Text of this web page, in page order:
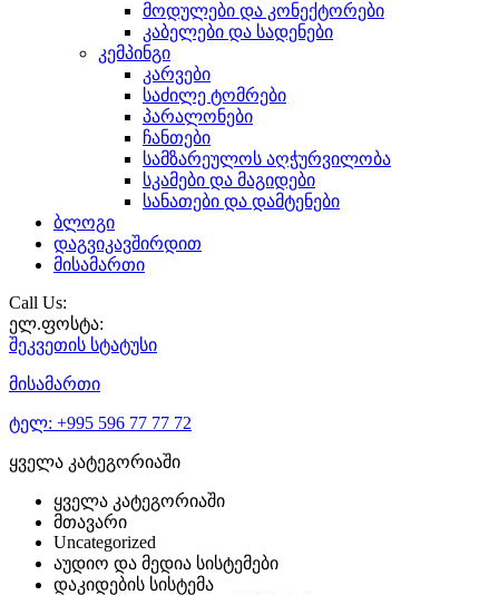
მოდულები და კონექტორები
კაბელები და სადენები
კემპინგი
კარვები
საძილე ტომრები
პარალონები
ჩანთები
სამზარეულოს აღჭურვილობა
სკამები და მაგიდები
სანათები და დამტენები
ბლოგი
დაგვიკავშირდით
მისამართი
Call Us:
ელ.ფოსტა:
შეკვეთის სტატუსი
მისამართი
ტელ: +995 596 77 77 72
ყველა კატეგორიაში
ყველა კატეგორიაში
მთავარი
Uncategorized
აუდიო და მედია სისტემები
დაკიდების სისტემა